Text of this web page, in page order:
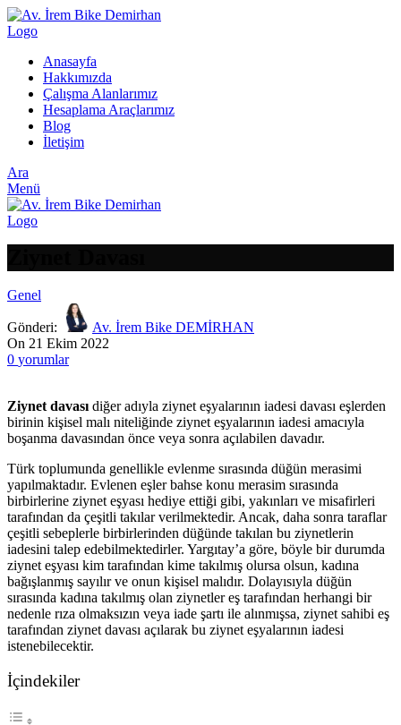
Anasayfa
Hakkımızda
Çalışma Alanlarımız
Hesaplama Araçlarımız
Blog
İletişim
Ara
Menü
Genel
Gönderi:
Av. İrem Bike DEMİRHAN
On 21 Ekim 2022
0 yorumlar
Ziynet davası diğer adıyla ziynet eşyalarının iadesi davası eşlerden
birinin kişisel malı niteliğinde ziynet eşyalarının iadesi amacıyla
boşanma davasından önce veya sonra açılabilen davadır.
Türk toplumunda genellikle evlenme sırasında düğün merasimi
yapılmaktadır. Evlenen eşler bahse konu merasim sırasında
birbirlerine ziynet eşyası hediye ettiği gibi, yakınları ve misafirleri
tarafından da çeşitli takılar verilmektedir. Ancak, daha sonra taraflar
çeşitli sebeplerle birbirlerinden düğünde takılan bu ziynetlerin
iadesini talep edebilmektedirler. Yargıtay’a göre, böyle bir durumda
ziynet eşyası kim tarafından kime takılmış olursa olsun, kadına
bağışlanmış sayılır ve onun kişisel malıdır. Dolayısıyla düğün
sırasında kadına takılmış olan ziynetler eş tarafından herhangi bir
nedenle rıza olmaksızın veya iade şartı ile alınmışsa, ziynet sahibi eş
tarafından ziynet davası açılarak bu ziynet eşyalarının iadesi
istenebilecektir.
İçindekiler